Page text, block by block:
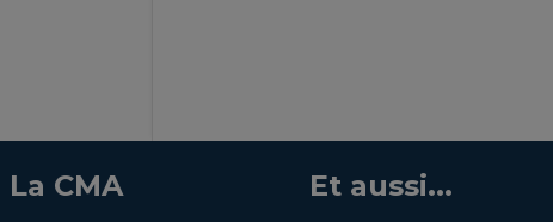
La CMA Et aussi...